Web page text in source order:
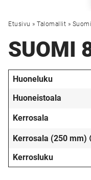
Etusivu » Talomallit » Suomi
SUOMI
Huoneluku
Huoneistoala
Kerrosala
Kerrosala (250 mm)
Kerrosluku